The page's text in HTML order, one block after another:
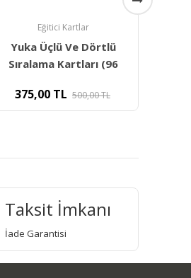
Eğitici Kartlar
Yuka Üçlü Ve Dörtlü
Sıralama Kartları (96
375,00TL 500,00TL
Taksit İmkanı
İade Garantisi